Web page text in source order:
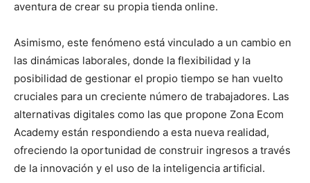
aventura de crear su propia tienda online.
Asimismo, este fenómeno está vinculado a un cambio en
las dinámicas laborales, donde la flexibilidad y la
posibilidad de gestionar el propio tiempo se han vuelto
cruciales para un creciente número de trabajadores. Las
alternativas digitales como las que propone Zona Ecom
Academy están respondiendo a esta nueva realidad,
ofreciendo la oportunidad de construir ingresos a través
de la innovación y el uso de la inteligencia artificial.